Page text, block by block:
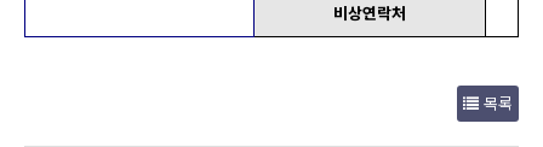
비상연락처
목록